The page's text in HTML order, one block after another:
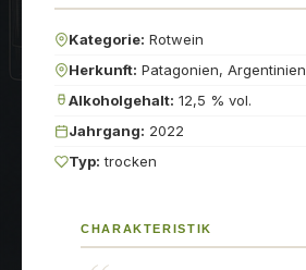
Kategorie: Rotwein
Herkunft: Patagonien, Argentinien
Alkoholgehalt: 12,5 % vol.
Jahrgang: 2022
Typ: trocken
CHARAKTERISTIK